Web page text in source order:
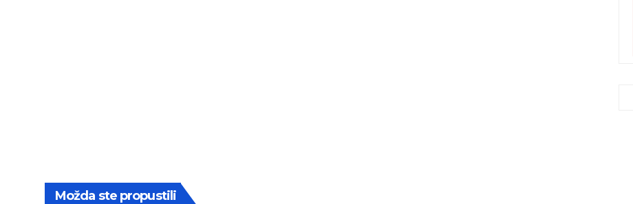
Možda ste propustili